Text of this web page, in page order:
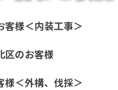
客様＜内装工事＞
区のお客様
様＜外構、伐採＞